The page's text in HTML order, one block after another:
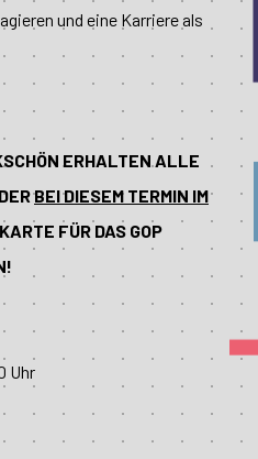
und eine Karriere als
ERHALTEN ALLE
BEI DIESEM TERMIN IM
FÜR DAS GOP
Uhr